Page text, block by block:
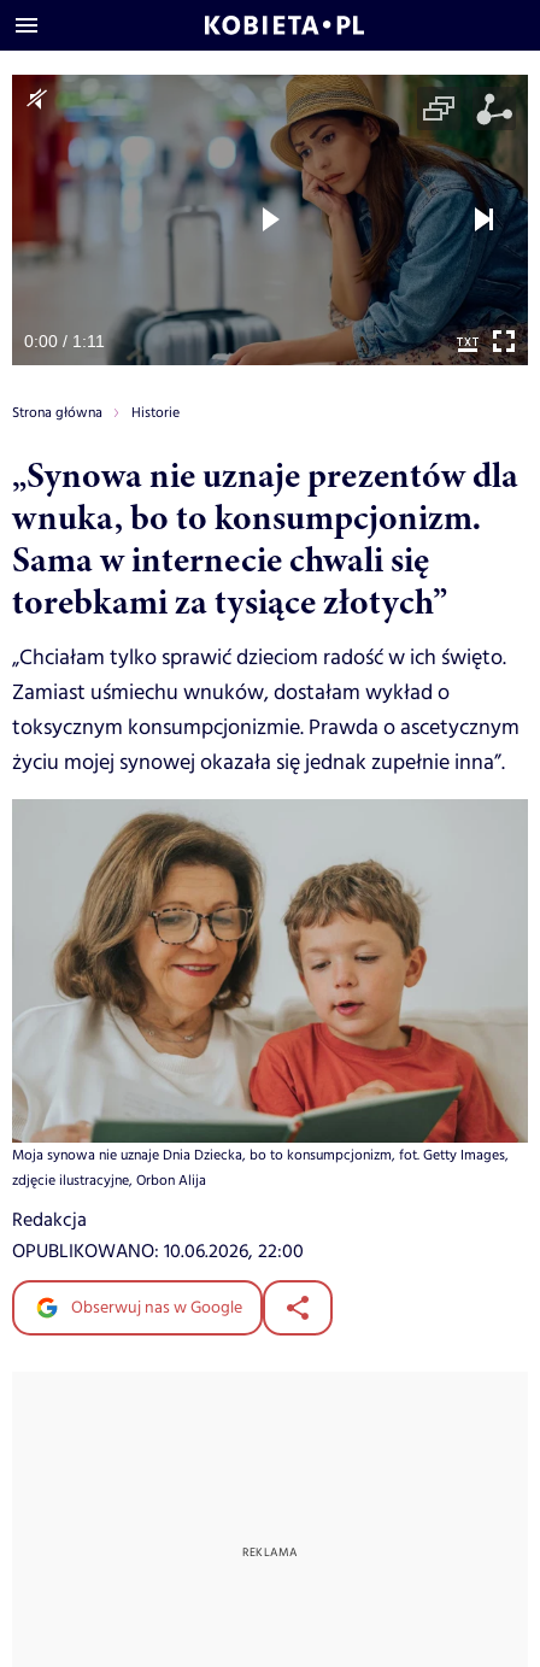
0:00 / 1:11
Strona główna Historie
„Synowa nie uznaje prezentów dla
wnuka, bo to konsumpcjonizm.
Sama w internecie chwali się
torebkami za tysiące złotych”
„Chciałam tylko sprawić dzieciom radość w ich święto.
Zamiast uśmiechu wnuków, dostałam wykład o
toksycznym konsumpcjonizmie. Prawda o ascetycznym
życiu mojej synowej okazała się jednak zupełnie inna”.
Moja synowa nie uznaje Dnia Dziecka, bo to konsumpcjonizm, fot. Getty Images,
zdjęcie ilustracyjne, Orbon Alija
Redakcja
OPUBLIKOWANO: 10.06.2026, 22:00
Obserwuj nas w Google